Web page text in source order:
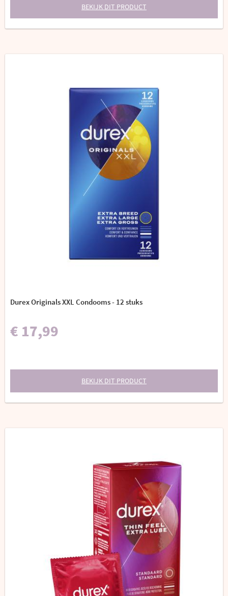
BEKIJK DIT PRODUCT
Durex Originals XXL Condooms - 12 stuks
€ 17,99
BEKIJK DIT PRODUCT